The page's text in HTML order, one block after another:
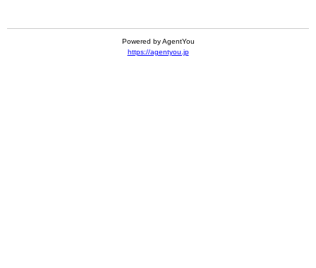
Powered by AgentYou
https://agentyou.jp